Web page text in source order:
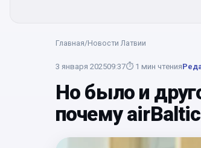
Главная/Новости Латвии
3 января 202509:37⏱ 1 мин чтения
Но было и
почему